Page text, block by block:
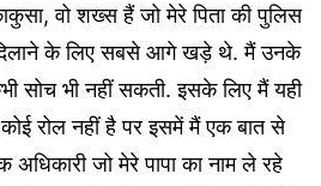
वो शख्स हैं जो मेरे पिता की पुलिस
दिलाने के लिए सबसे आगे खड़े थे. मैं उनके
सोच भी नहीं सकती. इसके लिए मैं यही
रोल नहीं है पर इसमें मैं एक बात से
जो मेरे पापा का नाम ले रहे